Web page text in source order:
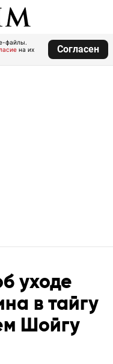
файлы.
на их
Согласен
уходе
в тайгу
Шойгу